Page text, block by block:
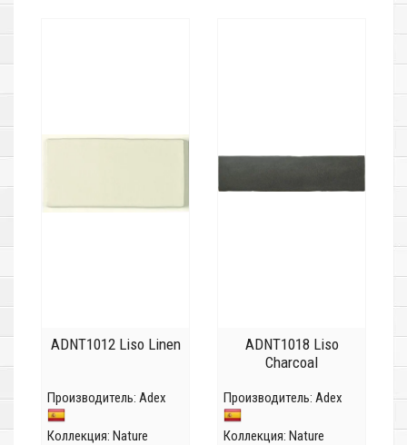
ADNT1012 Liso Linen
Производитель: Adex
Коллекция: Nature
ADNT1018 Liso
Charcoal
Производитель: Adex
Коллекция: Nature